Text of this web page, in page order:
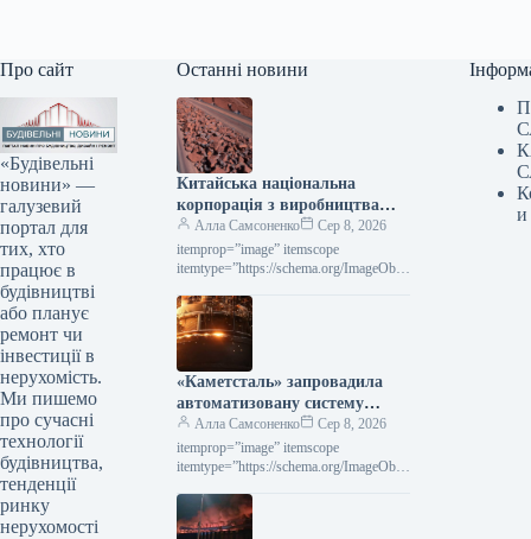
Про сайт
«Будівельні
новини» —
галузевий
портал для
тих, хто
працює в
будівництві
або планує
ремонт чи
інвестиції в
нерухомість.
Ми пишемо
про сучасні
технології
будівництва,
тенденції
ринку
нерухомості
Останні новини
Китайська національна
корпорація з виробництва
металів (CMRG) зобов’язала
сталеливарні заводи
припинити переговори з Rio
Алла Самсоненко
Сер 8, 2026
itemprop=”image” itemscope
itemtype=”https://schema.org/ImageObje
Залізна руда Новини Глобальний ринок
Китай Друк 316 07 Серпня 2026
Китайська CMRG наказала
металургійним…
«Каметсталь» запровадила
автоматизовану систему
контролю на другому агрегаті
«піч-ківш»
Алла Самсоненко
Сер 8, 2026
itemprop=”image” itemscope
itemtype=”https://schema.org/ImageObje
Підприємства Каметсталь Друкувати
273 07 Серпня 2026 «Каметсталь»
и